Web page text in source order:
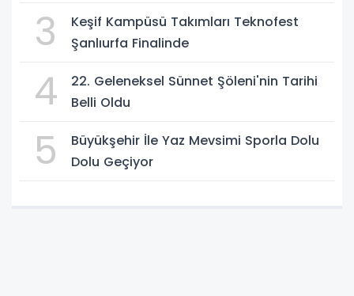
3
Keşif Kampüsü Takımları Teknofest
Şanlıurfa Finalinde
4
22. Geleneksel Sünnet Şöleni'nin Tarihi
Belli Oldu
5
Büyükşehir İle Yaz Mevsimi Sporla Dolu
Dolu Geçiyor